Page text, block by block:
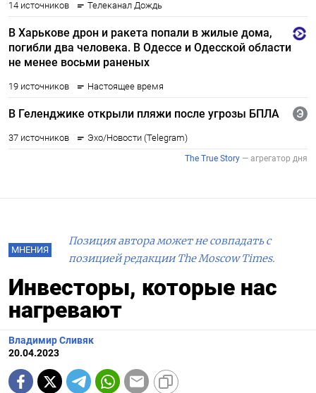
МНЕНИЯ
Позиция автора может не совпадать с
позицией редакции The Moscow Times.
Инвесторы, которые нас
нагревают
Владимир Сливяк
20.04.2023